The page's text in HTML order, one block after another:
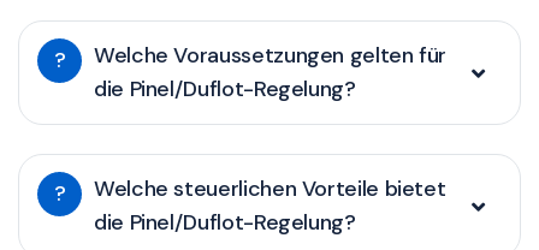
?
Welche Voraussetzungen gelten für
die Pinel/Duflot-Regelung?
?
Welche steuerlichen Vorteile bietet
die Pinel/Duflot-Regelung?